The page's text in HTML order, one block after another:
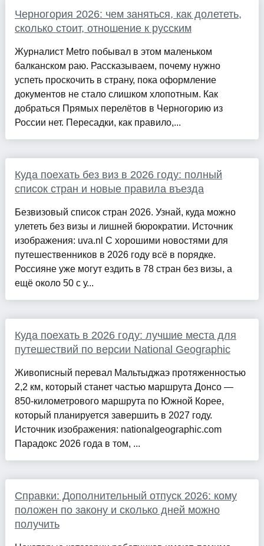
Черногория 2026: чем заняться, как долететь,
сколько стоит, отношение к русским
Журналист Metro побывал в этом маленьком
балканском раю. Рассказываем, почему нужно
успеть проскочить в страну, пока оформление
документов не стало слишком хлопотным. Как
добраться Прямых перелётов в Черногорию из
России нет. Пересадки, как правило,...
Куда поехать без виз в 2026 году: полный
список стран и новые правила въезда
Безвизовый список стран 2026. Узнай, куда можно
улететь без визы и лишней бюрократии. Источник
изображения: uva.nl С хорошими новостями для
путешественников в 2026 году всё в порядке.
Россияне уже могут ездить в 78 стран без визы, а
ещё около 50 с у...
Куда поехать в 2026 году: лучшие места для
путешествий по версии National Geographic
Живописный перевал Мальтыджаэ протяженностью
2,2 км, который станет частью маршрута Донсо —
850-километрового маршрута по Южной Корее,
который планируется завершить в 2027 году.
Источник изображения: nationalgeographic.com
Парадокс 2026 года в том, ...
Справки: Дополнительный отпуск 2026: кому
положен по закону и сколько дней можно
получить